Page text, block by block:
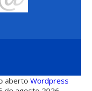
abertoWordpress